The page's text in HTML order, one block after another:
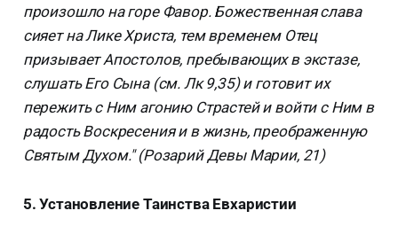
произошло на горе Фавор. Божественная слава
сияет на Лике Христа, тем временем Отец
призывает Апостолов, пребывающих в экстазе,
слушать Его Сына (см. Лк 9,35) и готовит их
пережить с Ним агонию Страстей и войти с Ним в
радость Воскресения и в жизнь, преображенную
Святым Духом." (Розарий Девы Марии, 21)
5. Установление Таинства Евхаристии